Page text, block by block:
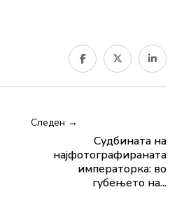
Следен →
Судбината на
најфотографираната
императoрка: во
губењето на...